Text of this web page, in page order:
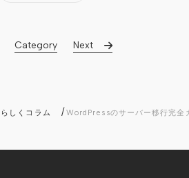
Category Next
らしくコラム / WordPressのサーバー移行完全